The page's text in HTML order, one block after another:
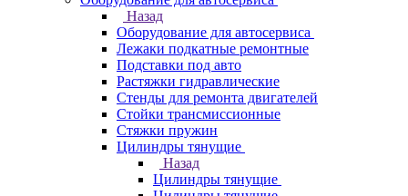
Назад
Оборудование для автосервиса
Лежаки подкатные ремонтные
Подставки под авто
Растяжки гидравлические
Стенды для ремонта двигателей
Стойки трансмиссионные
Стяжки пружин
Цилиндры тянущие
Назад
Цилиндры тянущие